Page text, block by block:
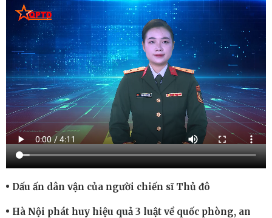
Dấu ấn dân vận của người chiến sĩ Thủ đô
Hà Nội phát huy hiệu quả 3 luật về quốc phòng, an